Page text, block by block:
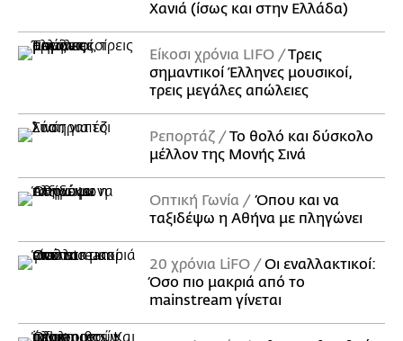
Χανιά (ίσως και στην Ελλάδα)
Είκοσι χρόνια LIFO
Tρεις
σημαντικοί Έλληνες μουσικοί,
τρεις μεγάλες απώλειες
Ρεπορτάζ
Το θολό και δύσκολο
μέλλον της Μονής Σινά
Οπτική Γωνία
Όπου και να
ταξιδέψω η Αθήνα με πληγώνει
20 χρόνια LiFO
Οι εναλλακτικοί:
Όσο πιο μακριά από το
mainstream γίνεται